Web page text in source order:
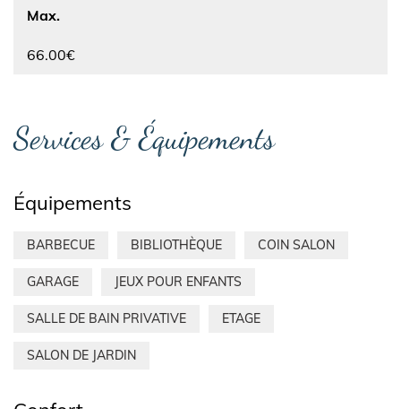
Max.
66.00€
Services & Équipements
Équipements
BARBECUE BIBLIOTHÈQUE COIN SALON
GARAGE JEUX POUR ENFANTS
SALLE DE BAIN PRIVATIVE ETAGE
SALON DE JARDIN